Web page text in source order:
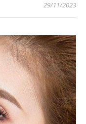
29/11/2023